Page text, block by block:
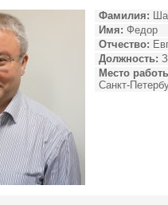
Фамилия:
Имя: Федор
Отчество:
Должность:
Место
Санкт-